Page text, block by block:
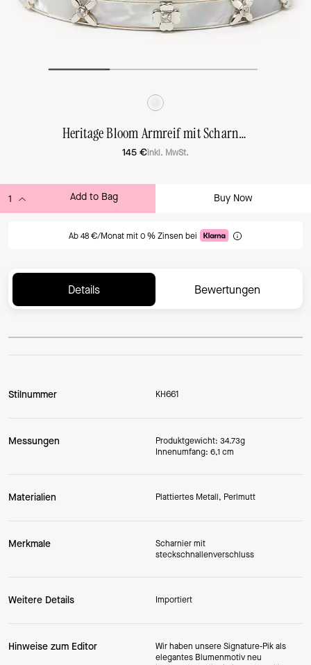
Heritage Bloom Armreif mit Scharnierverschluss
145 €inkl. MwSt.
Add to Bag Buy Now
Ab 48 €/Monat mit 0 % Zinsen bei
Details Bewertungen
Stilnummer KH661
Messungen
Produktgewicht: 34.73g
Innenumfang: 6,1 cm
Materialien Plattiertes Metall, Perlmutt
Merkmale
Scharnier mit
steckschnallenverschluss
Weitere Details Importiert
Hinweise zum Editor
Wir haben unsere Signature-Pik als
elegantes Blumenmotiv neu